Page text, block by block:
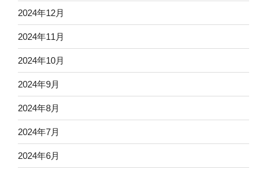
2024年12月
2024年11月
2024年10月
2024年9月
2024年8月
2024年7月
2024年6月